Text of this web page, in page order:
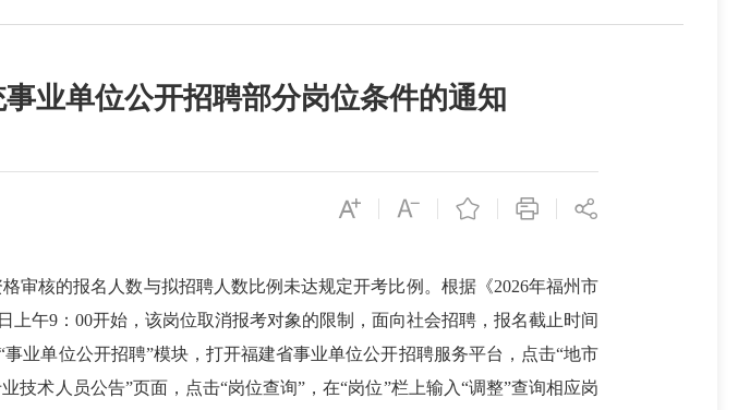
业单位公开招聘部分岗位条件的通知
核的报名人数与拟招聘人数比例未达规定开考比例。根据《2026年福州市
午9：00开始，该岗位取消报考对象的限制，面向社会招聘，报名截止时间
业单位公开招聘”模块，打开福建省事业单位公开招聘服务平台，点击“地市
术人员公告”页面，点击“岗位查询”，在“岗位”栏上输入“调整”查询相应岗